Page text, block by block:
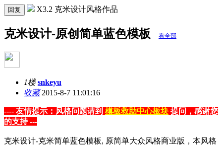
回复 X3.2 克米设计风格作品
克米设计-原创简单蓝色模板 看全部
1楼 snkeyu
收藏2015-8-7 11:01:16
---- 友情提示：风格问题请到 模板救助中心板块 提问，感谢您
的支持 ---
克米设计-克米简单蓝色模板, 原简单大众风格商业版，本风格